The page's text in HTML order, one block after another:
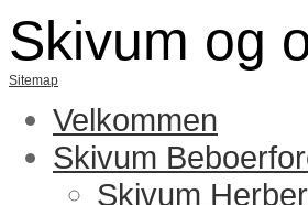
Skivum og
Sitemap
Velkommen
Skivum
Skivum